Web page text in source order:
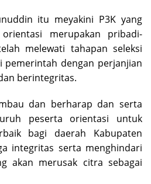
itu meyakini P3K yang
merupakan pribadi-
melewati tahapan seleksi
pemerintah dengan perjanjian
berintegritas.
dan berharap dan serta
peserta orientasi untuk
bagi daerah Kabupaten
integritas serta menghindari
akan merusak citra sebagai